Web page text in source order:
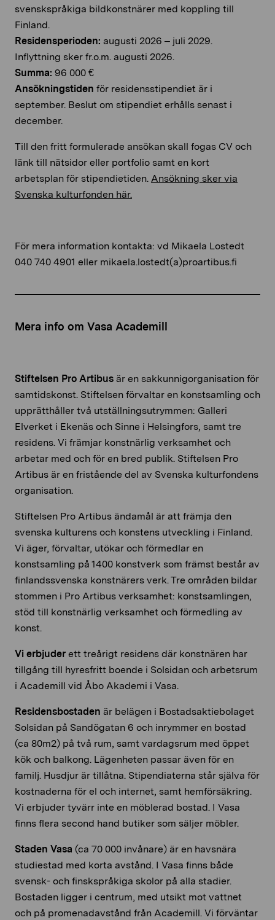
svenskspråkiga bildkonstnärer med koppling till
Finland.
Residensperioden: augusti 2026 – juli 2029.
Inflyttning sker fr.o.m. augusti 2026.
Summa: 96 000 €
Ansökningstiden för residensstipendiet är i
september. Beslut om stipendiet erhålls senast i
december.
Till den fritt formulerade ansökan skall fogas CV och
länk till nätsidor eller portfolio samt en kort
arbetsplan för stipendietiden. Ansökning sker via
Svenska kulturfonden här.
För mera information kontakta: vd Mikaela Lostedt
040 740 4901 eller mikaela.lostedt(a)proartibus.fi
Mera info om Vasa Academill
Stiftelsen Pro Artibus är en sakkunnigorganisation för
samtidskonst. Stiftelsen förvaltar en konstsamling och
upprätthåller två utställningsutrymmen: Galleri
Elverket i Ekenäs och Sinne i Helsingfors, samt tre
residens. Vi främjar konstnärlig verksamhet och
arbetar med och för en bred publik. Stiftelsen Pro
Artibus är en fristående del av Svenska kulturfondens
organisation.
Stiftelsen Pro Artibus ändamål är att främja den
svenska kulturens och konstens utveckling i Finland.
Vi äger, förvaltar, utökar och förmedlar en
konstsamling på 1400 konstverk som främst består av
finlandssvenska konstnärers verk. Tre områden bildar
stommen i Pro Artibus verksamhet: konstsamlingen,
stöd till konstnärlig verksamhet och förmedling av
konst.
Vi erbjuder ett treårigt residens där konstnären har
tillgång till hyresfritt boende i Solsidan och arbetsrum
i Academill vid Åbo Akademi i Vasa.
Residensbostaden är belägen i Bostadsaktiebolaget
Solsidan på Sandögatan 6 och inrymmer en bostad
(ca 80m2) på två rum, samt vardagsrum med öppet
kök och balkong. Lägenheten passar även för en
familj. Husdjur är tillåtna. Stipendiaterna står själva för
kostnaderna för el och internet, samt hemförsäkring.
Vi erbjuder tyvärr inte en möblerad bostad. I Vasa
finns flera second hand butiker som säljer möbler.
Staden Vasa (ca 70 000 invånare) är en havsnära
studiestad med korta avstånd. I Vasa finns både
svensk- och finskspråkiga skolor på alla stadier.
Bostaden ligger i centrum, med utsikt mot vattnet
och på promenadavstånd från Academill. Vi förväntar